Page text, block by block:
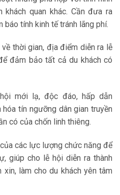
quan khác. Cần đưa ra
tính kinh tế tránh lãng phí.
thời gian, địa điểm diễn ra lễ
đảm bảo tất cả du khách có
mới lạ, độc đáo, hấp dẫn
tín ngưỡng dân gian truyền
có của chốn linh thiêng.
các lực lượng chức năng để
giúp cho lễ hội diễn ra thành
xin, làm cho du khách yên tâm